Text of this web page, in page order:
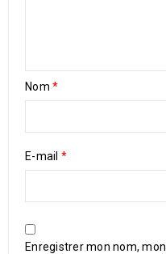
Nom *
E-mail *
Enregistrer mon nom,